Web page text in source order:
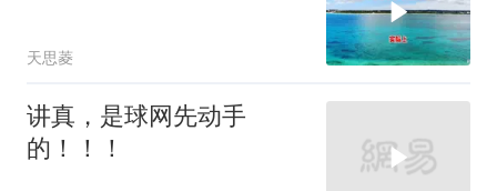
天思菱
讲真，是球网先动手
的！！！